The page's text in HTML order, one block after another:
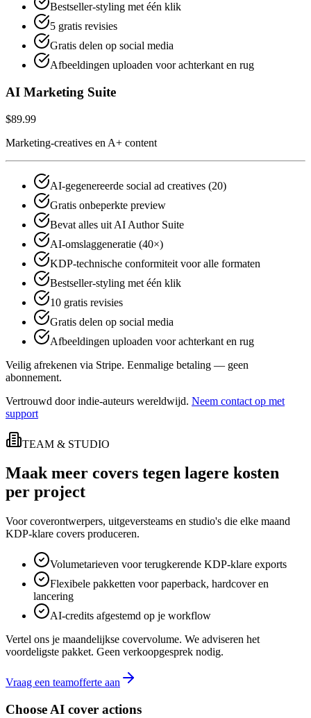
Bestseller-styling met één klik
5 gratis revisies
Gratis delen op social media
Afbeeldingen uploaden voor achterkant en rug
AI Marketing Suite
$89.99
Marketing-creatives en A+ content
AI-gegenereerde social ad creatives (20)
Gratis onbeperkte preview
Bevat alles uit AI Author Suite
AI-omslaggeneratie (40×)
KDP-technische conformiteit voor alle formaten
Bestseller-styling met één klik
10 gratis revisies
Gratis delen op social media
Afbeeldingen uploaden voor achterkant en rug
Veilig afrekenen via Stripe. Eenmalige betaling — geen
abonnement.
Vertrouwd door indie‑auteurs wereldwijd. Neem contact op met
support
TEAM & STUDIO
Maak meer covers tegen lagere kosten
per project
Voor coverontwerpers, uitgeversteams en studio's die elke maand
KDP-klare covers produceren.
Volumetarieven voor terugkerende KDP-klare exports
Flexibele pakketten voor paperback, hardcover en
lancering
AI-credits afgestemd op je workflow
Vertel ons je maandelijkse covervolume. We adviseren het
voordeligste pakket. Geen verkoopgesprek nodig.
Vraag een teamofferte aan
Choose AI cover actions